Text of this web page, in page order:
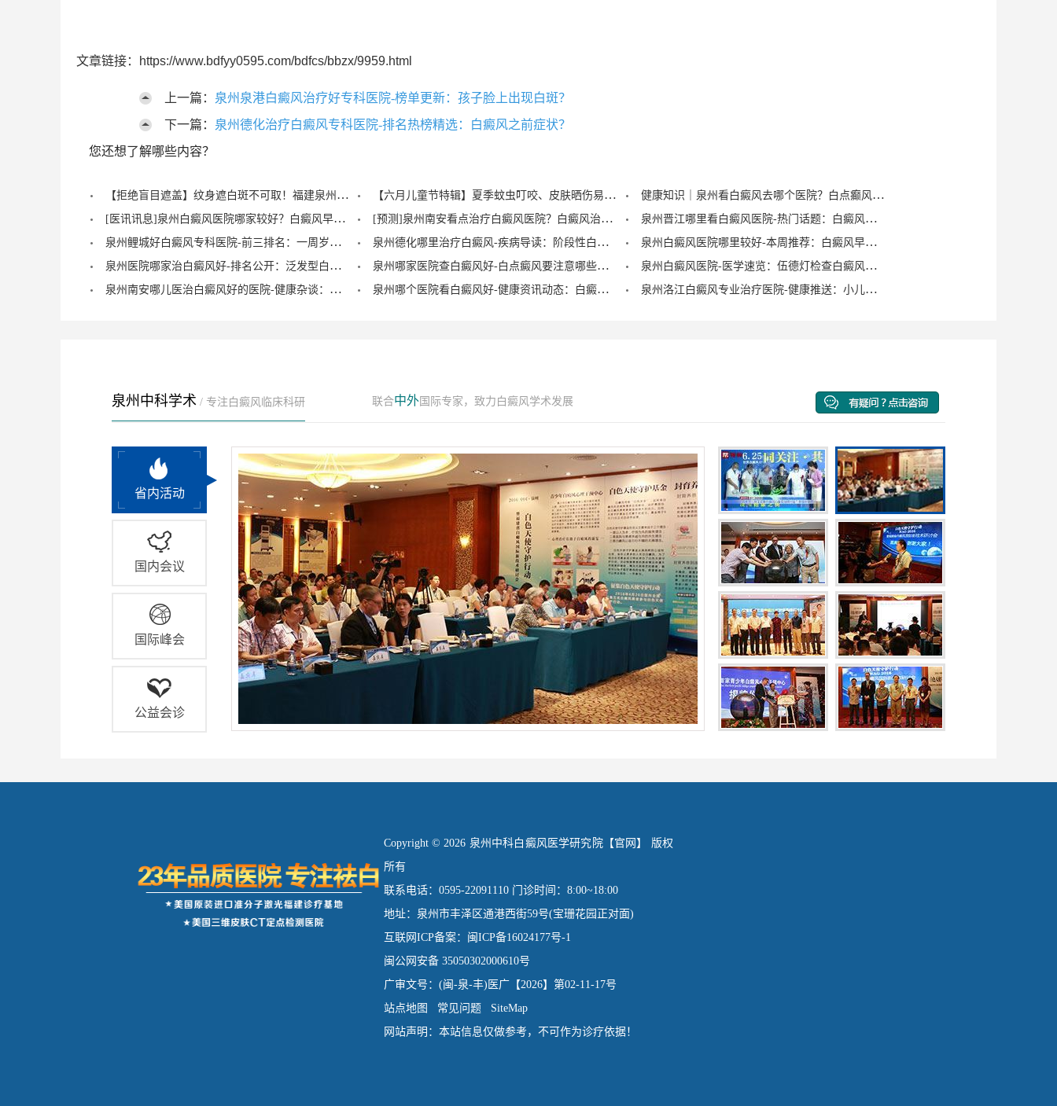
文章链接：https://www.bdfyy0595.com/bdfcs/bbzx/9959.html
上一篇： 泉州泉港白癜风治疗好专科医院-榜单更新：孩子脸上出现白斑？
下一篇： 泉州德化治疗白癜风专科医院-排名热榜精选：白癜风之前症状？
您还想了解哪些内容？
【拒绝盲目遮盖】纹身遮白斑不可取！福建泉州中科白癜风医院倡导科学诊疗，从根源唤醒黑色素 【六月儿童节特辑】夏季蚊虫叮咬、皮肤晒伤易成白斑“催化剂”，泉州中科：儿童白癜风暑期护理记住三个要点！
健康知识｜泉州看白癜风去哪个医院？白点癫风早期可以自愈？
[医讯讯息]泉州白癜风医院哪家较好？白癜风早期症状能治愈？
[预测]泉州南安看点治疗白癜风医院？白癜风治疗后泛红是怎么回事？
泉州晋江哪里看白癜风医院-热门话题：白癜风症状有哪些？
泉州鲤城好白癜风专科医院-前三排名：一周岁宝宝有白癜风症状？
泉州德化哪里治疗白癜风-疾病导读：阶段性白癜风的症状？
泉州白癜风医院哪里较好-本周推荐：白癜风早期症状如何确诊？
泉州医院哪家治白癜风好-排名公开：泛发型白癜风怎么治疗才正确？
泉州哪家医院查白癜风好-白点癜风要注意哪些饮食禁忌？
泉州白癜风医院-医学速览：伍德灯检查白癜风症状？
泉州南安哪儿医治白癜风好的医院-健康杂谈：治疗儿童脚部白癜风要注重什么？
泉州哪个医院看白癜风好-健康资讯动态：白癜风的症状早期图片？ 泉州洛江白癜风专业治疗医院-健康推送：小儿脸上有白斑是什么原因？
泉州中科学术 / 专注白癜风临床科研 联合中外国际专家，致力白癜风学术发展
省内活动
国内会议
国际峰会
公益会诊
Copyright © 2026 泉州中科白癜风医学研究院【官网】 版权
所有
联系电话：0595-22091110 门诊时间：8:00~18:00
地址：泉州市丰泽区通港西街59号(宝珊花园正对面)
互联网ICP备案：闽ICP备16024177号-1
闽公网安备 35050302000610号
广审文号：(闽-泉-丰)医广【2026】第02-11-17号
站点地图
常见问题
SiteMap
网站声明：本站信息仅做参考，不可作为诊疗依据！